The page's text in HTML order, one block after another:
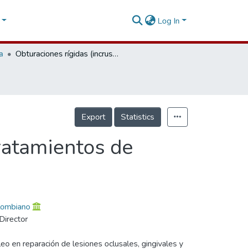
Log In
Obturaciones rígidas (incrustaciones en tratamientos de oclusión)
Export Statistics
de
Director
en reparación de lesiones oclusales, gingivales y